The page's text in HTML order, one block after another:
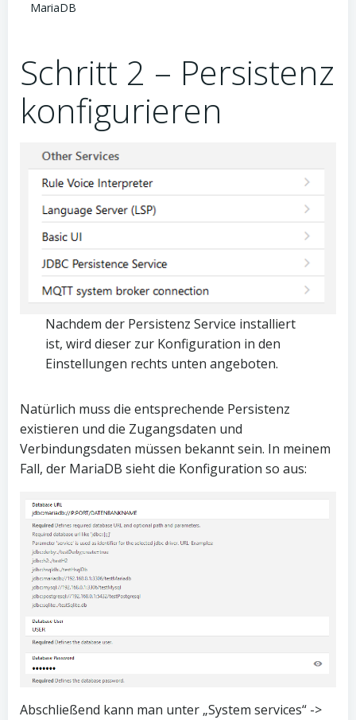
MariaDB
Schritt 2 – Persistenz
konfigurieren
Nachdem der Persistenz Service installiert
ist, wird dieser zur Konfiguration in den
Einstellungen rechts unten angeboten.
Natürlich muss die entsprechende Persistenz
existieren und die Zugangsdaten und
Verbindungsdaten müssen bekannt sein. In meinem
Fall, der MariaDB sieht die Konfiguration so aus:
Abschließend kann man unter „System services“ ->